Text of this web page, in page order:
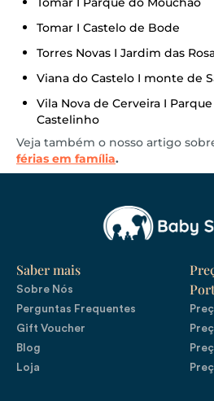
Tomar I Castelo de Bode
Torres Novas I Jardim das
Viana do Castelo I monte de
Vila Nova de Cerveira I
Castelinho
Veja também o nosso artigo
férias em família.
Saber mais
Sobre Nós
Perguntas Frequentes
Gift Voucher
Blog
Loja